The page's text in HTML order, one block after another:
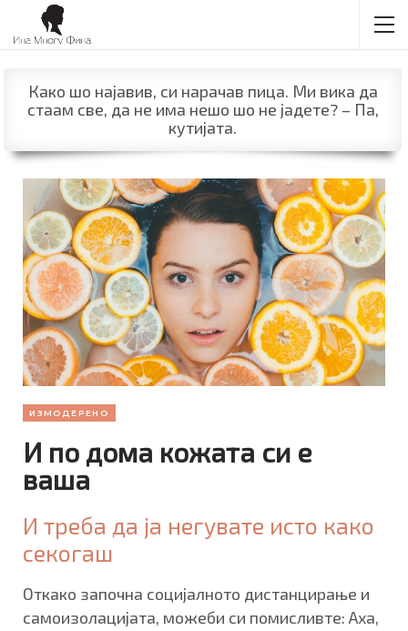
Како шо најавив, си нарачав пица. Ми вика да
стаам све, да не има нешо шо не јадете? – Па,
кутијата.
ИЗМОДЕРЕНО
И по дома кожата си е
ваша
И треба да ја негувате исто како
секогаш
Откако започна социјалното дистанцирање и
самоизолацијата, можеби си помисливте: Аха,